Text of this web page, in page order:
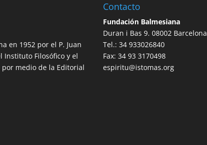
en 1952 por el P. Juan
Instituto Filosófico y el
medio de la Editorial
Contacto
Fundación Balmesiana
Duran i Bas 9. 08002 Barcelona
Tel.: 34 933026840
Fax: 34 93 3170498
espiritu@istomas.org